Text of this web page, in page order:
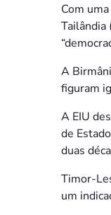
Com
Tailândia
A
figuram
A EIU
de
duas
Timor-
um